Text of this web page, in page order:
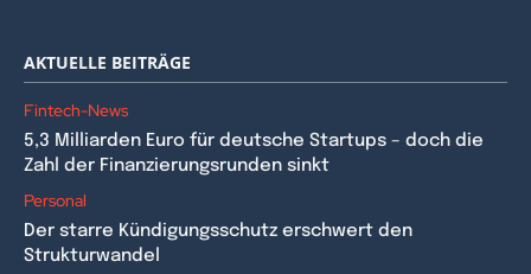
AKTUELLE BEITRÄGE
Fintech-News
5,3 Milliarden Euro für deutsche Startups – doch die
Zahl der Finanzierungsrunden sinkt
Personal
Der starre Kündigungsschutz erschwert den
Strukturwandel